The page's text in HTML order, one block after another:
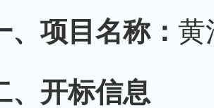
、项目名称： 黄
、开标信息